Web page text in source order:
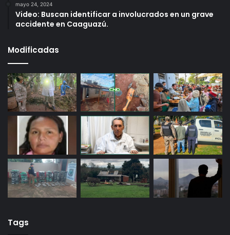
mayo 24, 2024
Video: Buscan identificar a involucrados en un grave
accidente en Caaguazú.
Modificadas
Tags